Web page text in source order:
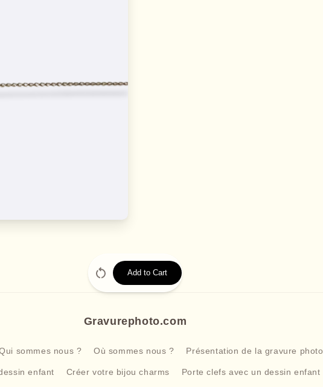
Add to Cart
Gravurephoto.com
sommes nous ? Où sommes nous ? Présentation de la gravure photo
enfant Créer votre bijou charms Porte clefs avec un dessin enfant